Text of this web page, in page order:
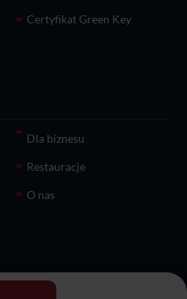
Certyfikat Green Key
Dla biznesu
Restauracje
O nas